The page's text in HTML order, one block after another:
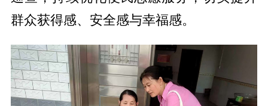
群众获得感、安全感与幸福感。